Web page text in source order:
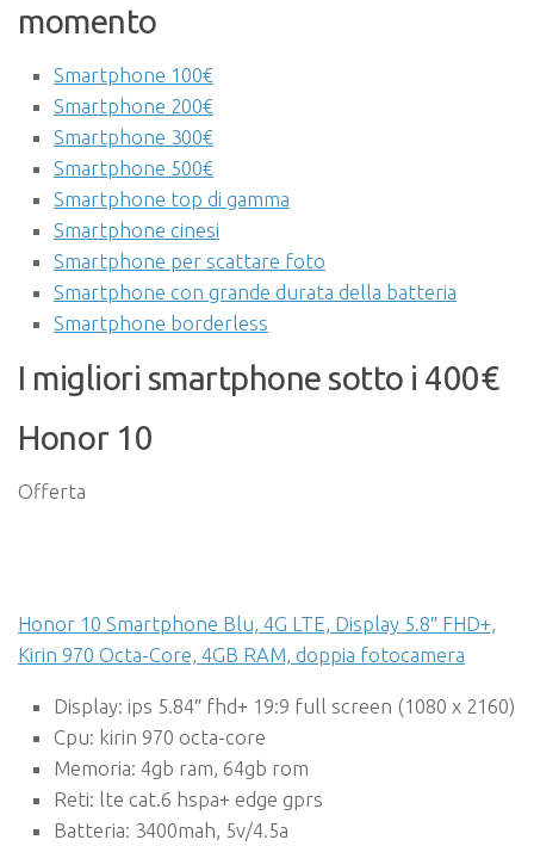
momento
Smartphone 100€
Smartphone 200€
Smartphone 300€
Smartphone 500€
Smartphone top di gamma
Smartphone cinesi
Smartphone per scattare foto
Smartphone con grande durata della batteria
Smartphone borderless
I migliori smartphone sotto i 400€
Honor 10
Offerta
Honor 10 Smartphone Blu, 4G LTE, Display 5.8″ FHD+,
Kirin 970 Octa-Core, 4GB RAM, doppia fotocamera
Display: ips 5.84″ fhd+ 19:9 full screen (1080 x 2160)
Cpu: kirin 970 octa-core
Memoria: 4gb ram, 64gb rom
Reti: lte cat.6 hspa+ edge gprs
Batteria: 3400mah, 5v/4.5a